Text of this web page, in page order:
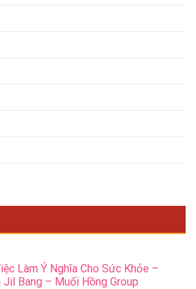
Làm Ý Nghĩa Cho Sức Khỏe –
Bang – Muối Hồng Group